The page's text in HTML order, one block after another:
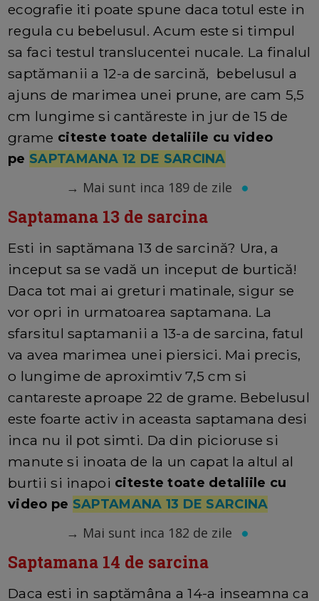
ecografie iti poate spune daca totul este in
regula cu bebelusul. Acum este si timpul
sa faci testul translucentei nucale. La finalul
saptămanii a 12-a de sarcină, bebelusul a
ajuns de marimea unei prune, are cam 5,5
cm lungime si cantăreste in jur de 15 de
grame citeste toate detaliile cu video
pe SAPTAMANA 12 DE SARCINA
→ Mai sunt inca 189 de zile
Saptamana 13 de sarcina
Esti in saptămana 13 de sarcină? Ura, a
inceput sa se vadă un inceput de burtică!
Daca tot mai ai greturi matinale, sigur se
vor opri in urmatoarea saptamana. La
sfarsitul saptamanii a 13-a de sarcina, fatul
va avea marimea unei piersici. Mai precis,
o lungime de aproximtiv 7,5 cm si
cantareste aproape 22 de grame. Bebelusul
este foarte activ in aceasta saptamana desi
inca nu il pot simti. Da din picioruse si
manute si inoata de la un capat la altul al
burtii si inapoi citeste toate detaliile cu
video pe SAPTAMANA 13 DE SARCINA
→ Mai sunt inca 182 de zile
Saptamana 14 de sarcina
Daca esti in saptămâna a 14-a inseamna ca